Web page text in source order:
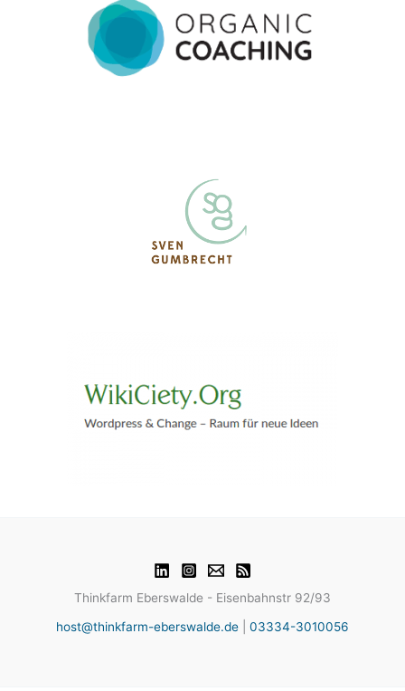
Thinkfarm Eberswalde - Eisenbahnstr 92/93
host@thinkfarm-eberswalde.de
03334-3010056